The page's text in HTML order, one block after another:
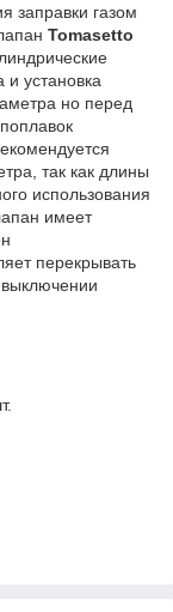
заправки газом
Tomasetto
установка
но перед
так как длины
использования
имеет
перекрывать